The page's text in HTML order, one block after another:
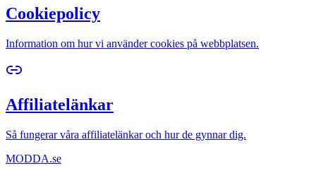
Cookiepolicy
Information om hur vi använder cookies på webbplatsen.
Affiliatelänkar
Så fungerar våra affiliatelänkar och hur de gynnar dig.
MODDA.se